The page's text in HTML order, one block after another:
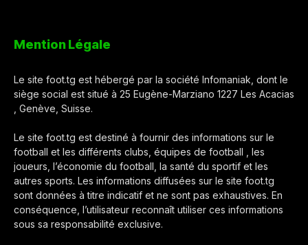
Mention Légale
Le site foot.tg est hébergé par la société Infomaniak, dont le
siège social est situé à 25 Eugène-Marziano 1227 Les Acacias
, Genève, Suisse.
Le site foot.tg est destiné à fournir des informations sur le
football et les différents clubs, équipes de football , les
joueurs, l’économie du football, la santé du sportif et les
autres sports. Les informations diffusées sur le site foot.tg
sont données à titre indicatif et ne sont pas exhaustives. En
conséquence, l’utilisateur reconnaît utiliser ces informations
sous sa responsabilité exclusive.